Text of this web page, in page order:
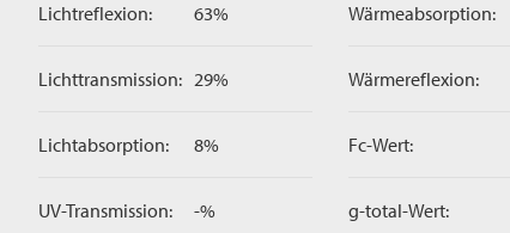
Lichtreflexion: 63%
Lichttransmission: 29%
Lichtabsorption: 8%
UV-Transmission: -%
Wärmeabsorption:
Wärmereflexion:
Fc-Wert:
g-total-Wert: